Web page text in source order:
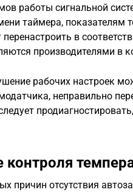
работы сигнальной
таймера, показателям
в
производителями в
рабочих настроек
неправильно
контроля
причин отсутствия